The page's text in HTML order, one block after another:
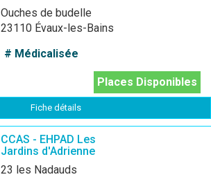
Ouches de budelle
23110 Évaux-les-Bains
# Médicalisée
Places Disponibles
Fiche détails
CCAS - EHPAD Les
Jardins d'Adrienne
23 les Nadauds